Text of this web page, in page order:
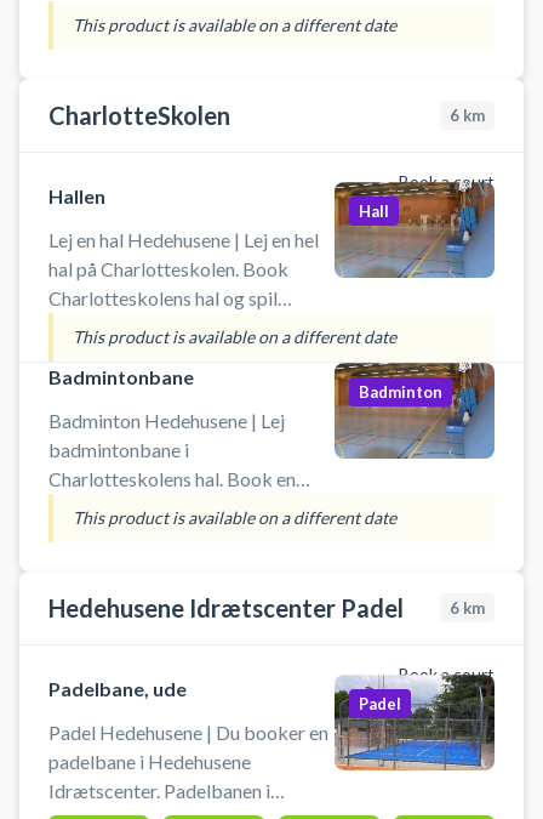
bolde.
indendørs fodbold i Hedehusene.
Booking af hallen kan bruges til
håndbold, basket og badminton.
Der er net og mål til rådighed. Der
ved booking af hallen i
This product is available on a different date
CharlotteSkolen 6 km
Book a court
Hallen
Lej en hal Hedehusene | Lej en hel
hal på Charlotteskolen. Book
Charlotteskolens hal og spil
indendørs fodbold i Hedehusene.
Booking af hallen kan bruges til
blandt andet indendørs fodbold,
håndbold, basketball og
badminton. Der er net, mål og
kurve til rådighed. Der er mulighed
Hall
This product is available on a different date
Badmintonbane
Badminton Hedehusene | Lej
badmintonbane i
Charlotteskolens hal. Book en
badmintonbane og spil badminton
i Hedehusene i hallen på
rådighed og mulighed for
omklædning med bad.
Badminton
This product is available on a different date
Hedehusene Idrætscenter Padel 6 km
Book a court
Padelbane, ude
Padel Hedehusene | Du booker en
padelbane i Hedehusene
Idrætscenter. Padelbanen i
Padel